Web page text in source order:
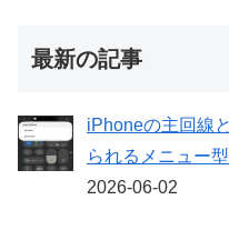
最新の記事
iPhoneの主回線
られるメニュー
2026-06-02